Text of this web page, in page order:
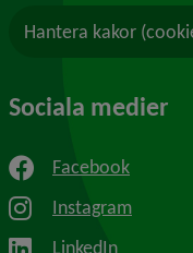
Hantera kakor
Sociala medier
Facebook
Instagram
LinkedIn